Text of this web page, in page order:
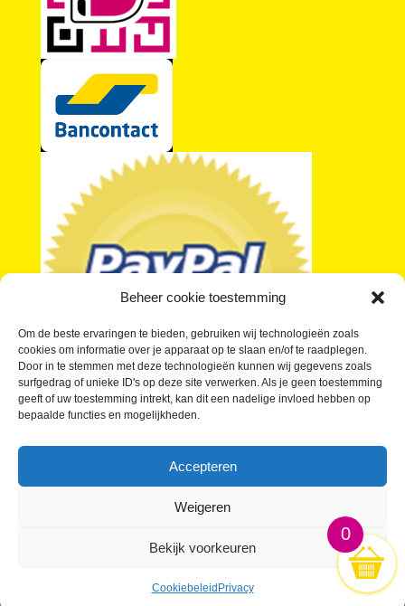
Beheer cookie toestemming
Om de beste ervaringen te bieden, gebruiken wij technologieën zoals
cookies om informatie over je apparaat op te slaan en/of te raadplegen.
Door in te stemmen met deze technologieën kunnen wij gegevens zoals
surfgedrag of unieke ID's op deze site verwerken. Als je geen toestemming
geeft of uw toestemming intrekt, kan dit een nadelige invloed hebben op
bepaalde functies en mogelijkheden.
Accepteren
Weigeren
Bekijk voorkeuren
Cookiebeleid Privacy
Wat kosten Kleine Buttons?
Buttons laten maken in kleine oplage
Waar kan ik Kleine Buttons kopen?
KleineButtons.nl; De gróótste Kleine Buttons webwinkel
sinds 2010
0